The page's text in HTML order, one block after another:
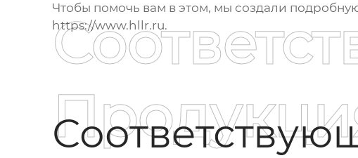
Чтобы помочь вам в этом, мы создали
https://www.hllr.ru.